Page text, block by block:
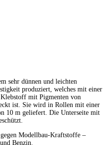
sehr dünnen und leichten
produziert, welches mit einer
mit Pigmenten von
ist. Sie wird in Rollen mit einer
10 m geliefert. Die Unterseite mit
Modellbau-Kraftstoffe –
Benzin.